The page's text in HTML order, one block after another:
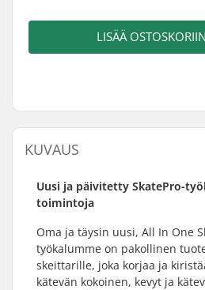
LISÄÄ OSTOSKORIIN
KUVAUS
Uusi ja päivitetty SkatePro-
toimintoja
Oma ja täysin uusi, All In One
työkalumme on pakollinen
skeittarille, joka korjaa ja
kätevän kokoinen, kevyt ja